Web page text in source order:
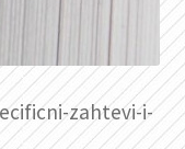
zahtevi-i-